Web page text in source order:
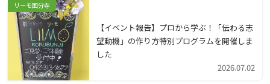
リーモ国分寺
【イベント報告】プロから学ぶ！「伝わる志
望動機」の作り方特別プログラムを開催しま
した
2026.07.02